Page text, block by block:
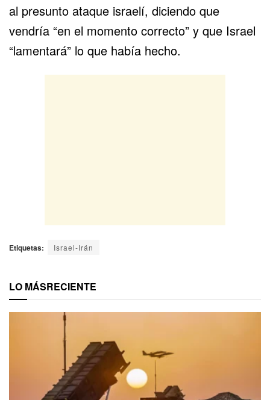
al presunto ataque israelí, diciendo que
vendría “en el momento correcto” y que Israel
“lamentará” lo que había hecho.
Etiquetas: Israel-Irán
LO MÁSRECIENTE